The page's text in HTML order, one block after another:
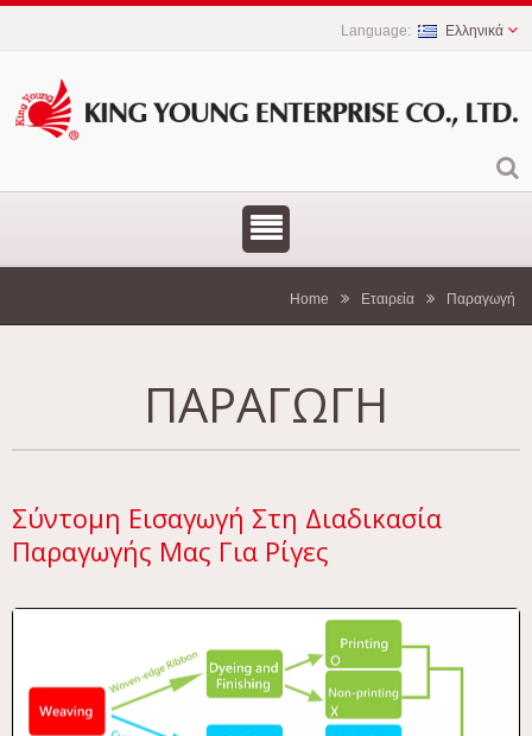
Ελληνικά
Home Εταιρεία Παραγωγή
ΠΑΡΑΓΩΓΉ
Σύντομη Εισαγωγή Στη Διαδικασία
Παραγωγής Μας Για Ρίγες